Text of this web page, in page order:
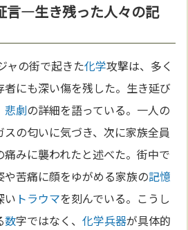
言—生き残った人々の記
ャの街で起きた化学攻撃は、多く
者にも深い傷を残した。生き延び
悲劇の詳細を語っている。一人の
の匂いに気づき、次に家族全員
みに襲われたと述べた。街中で
や苦痛に顔をゆがめる家族の記憶
い トラウマを刻んでいる。こうし
数字ではなく、化学兵器が具体的